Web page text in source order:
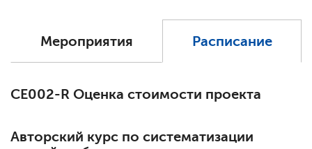
Мероприятия Расписание
СЕ002-R Оценка стоимости проекта
Авторский курс по систематизации